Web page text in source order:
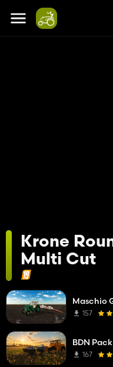
Krone
Multi Cut
Maschio
157
BDN Pack
167